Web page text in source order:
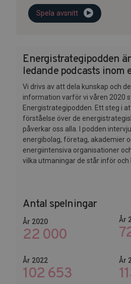
Spela avsnitt
Energistrategipodden
ledande podcasts inom
Vi drivs av att dela kunskap och
information varför vi våren 2020
Energistrategipodden. Ett steg i
förståelse över de
påverkar oss alla. I podden
energibolag, företag, akademier
energiintensiva organisationer
vilka utmaningar de står inför
Antal spelningar
År 2020
22 000
År
År 2022
102 653
År